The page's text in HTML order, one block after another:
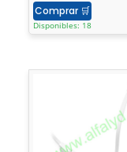
Comprar 🛒
Disponibles: 18